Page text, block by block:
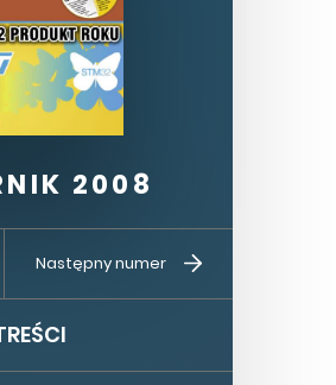
2008
numer
Następny numer